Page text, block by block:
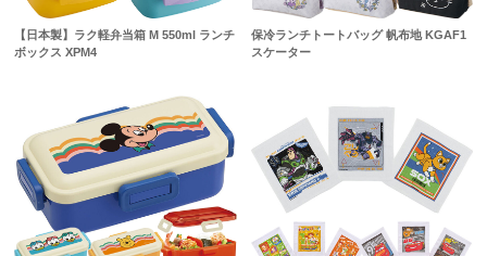
【日本製】ラク軽弁当箱 M 550ml ランチ
ボックス XPM4
保冷ランチトートバッグ 帆布地 KGAF1
スケーター